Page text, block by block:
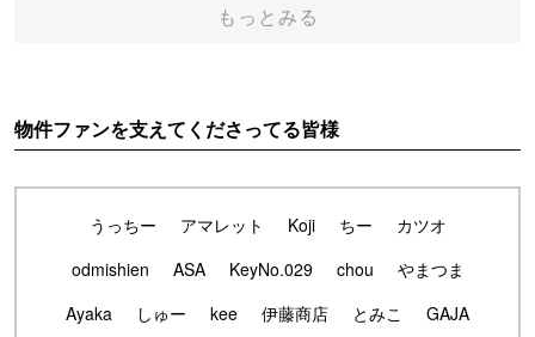
もっとみる
物件ファンを支えてくださってる皆様
うっちー アマレット Koji ちー
カツオ
odmishien
ASA KeyNo.029 chou
やまつま
Ayaka
しゅー kee 伊藤商店 とみこ
GAJA